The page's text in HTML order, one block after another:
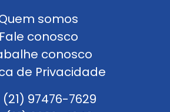
somos
Fale conosco
conosco
de Privacidade
(21) 97476-7629